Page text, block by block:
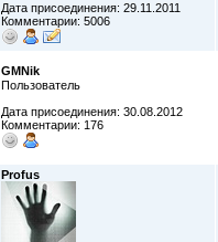
Дата присоединения: 29.11.2011
Комментарии: 5006
GMNik
Пользователь
Дата присоединения: 30.08.2012
Комментарии: 176
Profus